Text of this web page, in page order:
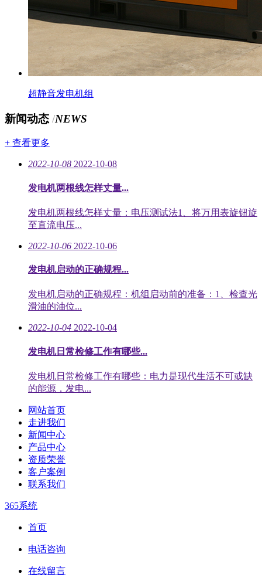
超静音发电机组
新闻动态 /NEWS
+ 查看更多
2022-10-08 2022-10-08
发电机两根线怎样丈量...
发电机两根线怎样丈量：电压测试法1、将万用表旋钮旋
至直流电压...
2022-10-06 2022-10-06
发电机启动的正确规程...
发电机启动的正确规程：机组启动前的准备：1、检查光
滑油的油位...
2022-10-04 2022-10-04
发电机日常检修工作有哪些...
发电机日常检修工作有哪些：电力是现代生活不可或缺
的能源，发电...
网站首页
走进我们
新闻中心
产品中心
资质荣誉
客户案例
联系我们
365系统
首页
电话咨询
在线留言